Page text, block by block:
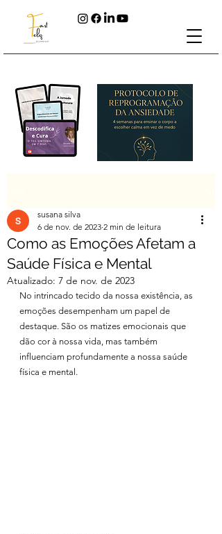
Como as Emoções Afetam a
Saúde Física e Mental
susana silva
6 de nov. de 2023 2 min de leitura
Atualizado: 7 de nov. de 2023
No intrincado tecido da nossa existência, as
emoções desempenham um papel de
destaque. São os matizes emocionais que
dão cor à nossa vida, mas também
influenciam profundamente a nossa saúde
física e mental.